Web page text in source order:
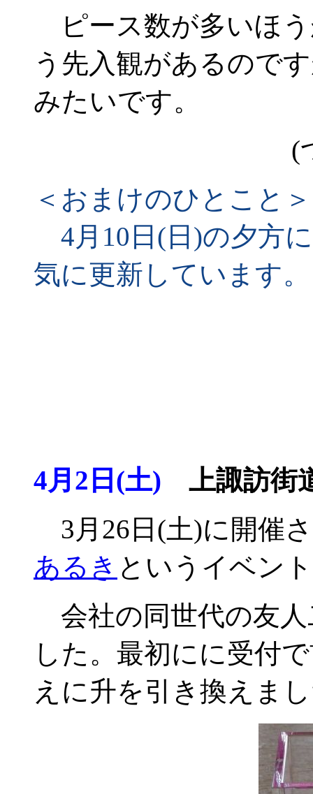
ピース数が多いほ
う先入観があるので
みたいです。
(
＜おまけのひとこと＞
4月10日(日)の夕方
気に更新しています。
4月2日(土) 上諏訪街
3月26日(土)に開催
あるき というイベン
会社の同世代の友
した。最初にに受付
えに升を引き換えま